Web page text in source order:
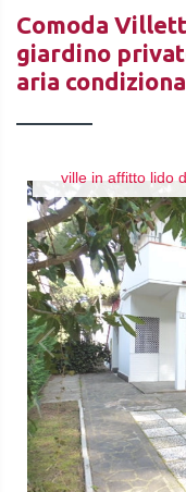
Comoda
giardino
aria
ville in affitto lido